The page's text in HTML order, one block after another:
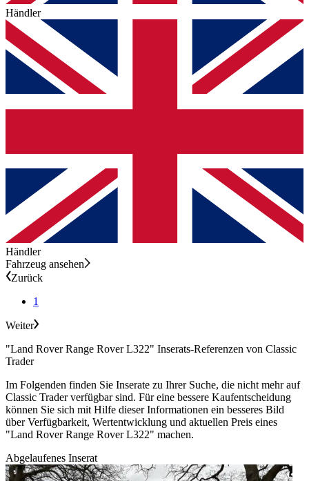
Händler
Händler
Fahrzeug ansehen
Zurück
1
Weiter
"Land Rover Range Rover L322" Inserats-Referenzen von Classic
Trader
Im Folgenden finden Sie Inserate zu Ihrer Suche, die nicht mehr auf
Classic Trader verfügbar sind. Für eine bessere Kaufentscheidung
können Sie sich mit Hilfe dieser Informationen ein besseres Bild
über Verfügbarkeit, Wertentwicklung und aktuellen Preis eines
"Land Rover Range Rover L322" machen.
Abgelaufenes Inserat